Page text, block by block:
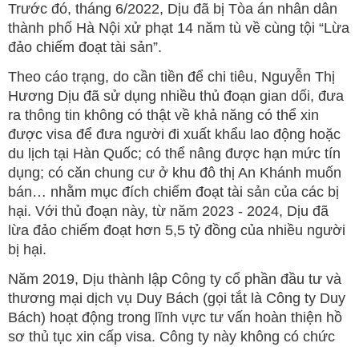
Trước đó, tháng 6/2022, Dịu đã bị Tòa án nhân dân
thành phố Hà Nội xử phạt 14 năm tù về cùng tội “Lừa
đảo chiếm đoạt tài sản”.
Theo cáo trạng, do cần tiền để chi tiêu, Nguyễn Thị
Hương Dịu đã sử dụng nhiều thủ đoạn gian dối, đưa
ra thông tin không có thật về khả năng có thể xin
được visa để đưa người đi xuất khẩu lao động hoặc
du lịch tại Hàn Quốc; có thể nâng được hạn mức tín
dụng; có căn chung cư ở khu đô thị An Khánh muốn
bán… nhằm mục đích chiếm đoạt tài sản của các bị
hại. Với thủ đoạn này, từ năm 2023 - 2024, Dịu đã
lừa đảo chiếm đoạt hơn 5,5 tỷ đồng của nhiều người
bị hại.
Năm 2019, Dịu thành lập Công ty cổ phần đầu tư và
thương mại dịch vụ Duy Bách (gọi tắt là Công ty Duy
Bách) hoạt động trong lĩnh vực tư vấn hoàn thiện hồ
sơ thủ tục xin cấp visa. Công ty này không có chức